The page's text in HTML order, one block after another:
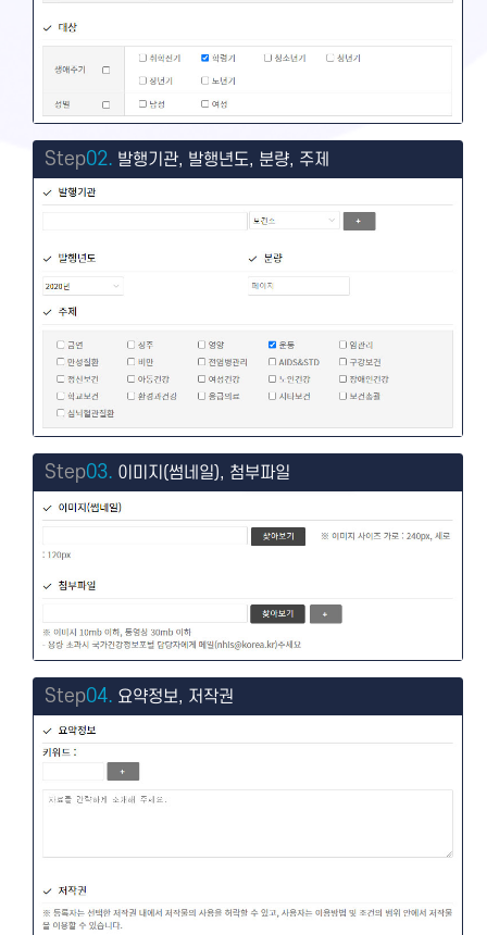
Step02. 발행기관, 발행년도, 분량, 주제
Step03. 이미지(썸네일), 첨부파일
Step04. 요약정보, 저작권